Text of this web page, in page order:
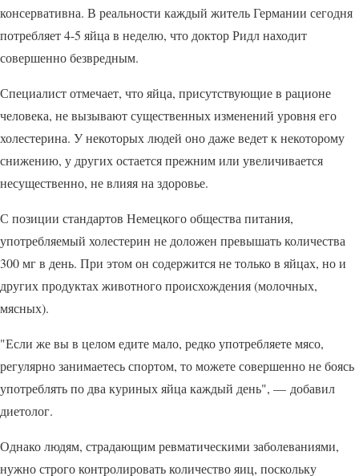
консервативна. В реальности каждый житель Германии сегодня
потребляет 4-5 яйца в неделю, что доктор Ридл находит
совершенно безвредным.
Специалист отмечает, что яйца, присутствующие в рационе
человека, не вызывают существенных изменений уровня его
холестерина. У некоторых людей оно даже ведет к некоторому
снижению, у других остается прежним или увеличивается
несущественно, не влияя на здоровье.
С позиции стандартов Немецкого общества питания,
употребляемый холестерин не доложен превышать количества
300 мг в день. При этом он содержится не только в яйцах, но и
других продуктах животного происхождения (молочных,
мясных).
"Если же вы в целом едите мало, редко употребляете мясо,
регулярно занимаетесь спортом, то можете совершенно не боясь
употреблять по два куриных яйца каждый день", — добавил
диетолог.
Однако людям, страдающим ревматическими заболеваниями,
нужно строго контролировать количество яиц, поскольку